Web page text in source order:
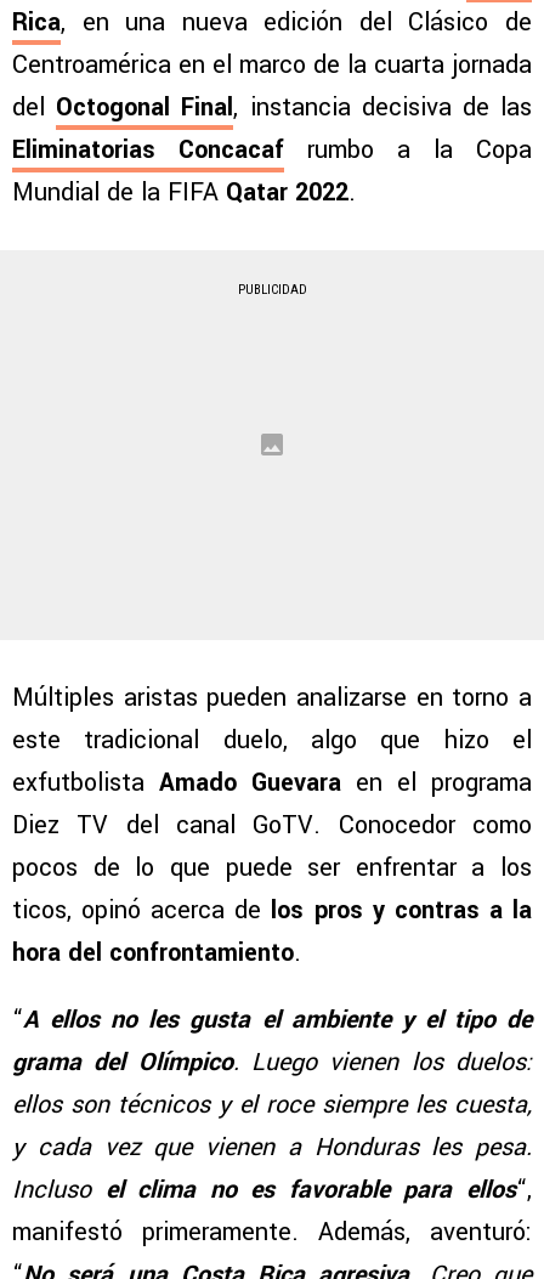
Rica, en una nueva edición del Clásico de
Centroamérica en el marco de la cuarta jornada
del Octogonal Final, instancia decisiva de las
Eliminatorias Concacaf rumbo a la Copa
Mundial de la FIFA Qatar 2022.
PUBLICIDAD
Múltiples aristas pueden analizarse en torno a
este tradicional duelo, algo que hizo el
exfutbolista Amado Guevara en el programa
Diez TV del canal GoTV. Conocedor como
pocos de lo que puede ser enfrentar a los
ticos, opinó acerca de los pros y contras a la
hora del confrontamiento.
“A ellos no les gusta el ambiente y el tipo de
grama del Olímpico. Luego vienen los duelos:
ellos son técnicos y el roce siempre les cuesta,
y cada vez que vienen a Honduras les pesa.
Incluso el clima no es favorable para ellos“,
manifestó primeramente. Además, aventuró: